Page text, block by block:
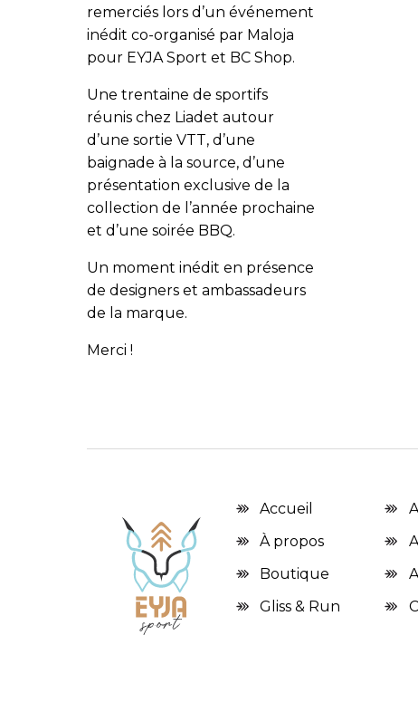
remerciés lors d’un événement
inédit co-organisé par Maloja
pour EYJA Sport et BC Shop.
Une trentaine de sportifs
réunis chez Liadet autour
d’une sortie VTT, d’une
baignade à la source, d’une
présentation exclusive de la
collection de l’année prochaine
et d’une soirée BBQ.
Un moment inédit en présence
de designers et ambassadeurs
de la marque.
Merci !
Accueil
À propos
Boutique
Gliss & Run